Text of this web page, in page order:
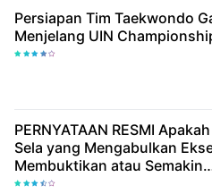
Persiapan Tim Taekwondo
Menjelang UIN
PERNYATAAN RESMI
Sela yang Mengabulkan
Membuktikan atau Semakin
Meyakinkan Publik Bahwa